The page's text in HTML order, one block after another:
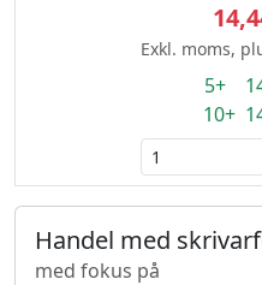
Exkl. moms,
5+
10+
Handel med
med fokus på